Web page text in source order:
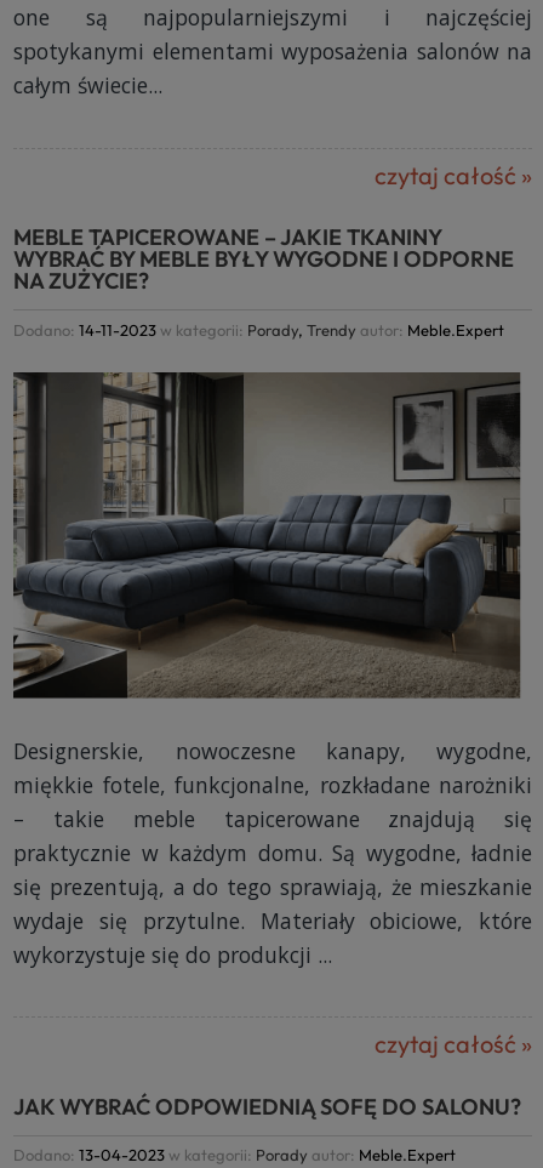
one są najpopularniejszymi i najczęściej
spotykanymi elementami wyposażenia salonów na
całym świecie...
czytaj całość »
MEBLE TAPICEROWANE – JAKIE TKANINY
WYBRAĆ BY MEBLE BYŁY WYGODNE I ODPORNE
NA ZUŻYCIE?
Dodano:14-11-2023w kategorii: Porady,Trendy autor: Meble.Expert
Designerskie, nowoczesne kanapy, wygodne,
miękkie fotele, funkcjonalne, rozkładane narożniki
– takie meble tapicerowane znajdują się
praktycznie w każdym domu. Są wygodne, ładnie
się prezentują, a do tego sprawiają, że mieszkanie
wydaje się przytulne. Materiały obiciowe, które
wykorzystuje się do produkcji ...
czytaj całość »
JAK WYBRAĆ ODPOWIEDNIĄ SOFĘ DO SALONU?
Dodano:13-04-2023w kategorii: Porady autor: Meble.Expert